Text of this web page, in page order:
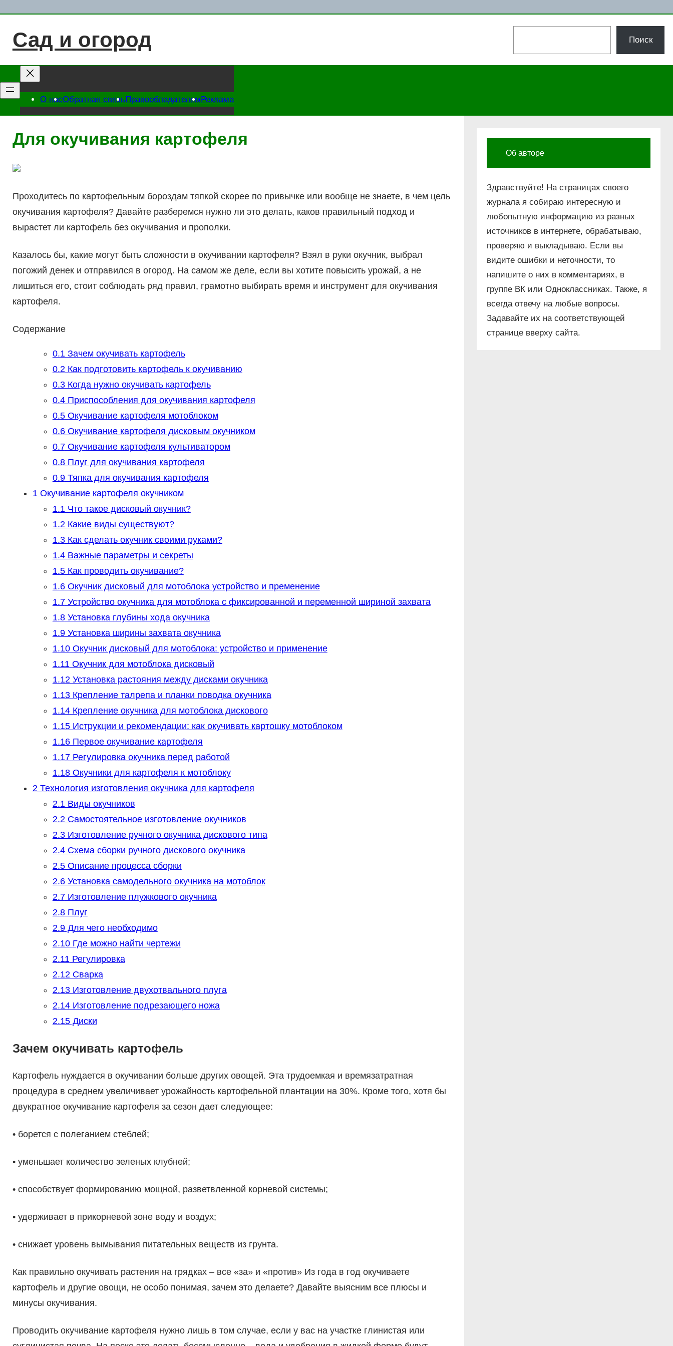
содержимому
Сад и огород Поиск
О насОбратная связьПравообладателям Реклама
Для окучивания картофеля
Проходитесь по картофельным бороздам тяпкой скорее по привычке или вообще не знаете, в чем цель
окучивания картофеля? Давайте разберемся нужно ли это делать, каков правильный подход и
вырастет ли картофель без окучивания и прополки.
Казалось бы, какие могут быть сложности в окучивании картофеля? Взял в руки окучник, выбрал
погожий денек и отправился в огород. На самом же деле, если вы хотите повысить урожай, а не
лишиться его, стоит соблюдать ряд правил, грамотно выбирать время и инструмент для окучивания
картофеля.
Содержание
0.1Зачем окучивать картофель
0.2Как подготовить картофель к окучиванию
0.3Когда нужно окучивать картофель
0.4Приспособления для окучивания картофеля
0.5Окучивание картофеля мотоблоком
0.6Окучивание картофеля дисковым окучником
0.7Окучивание картофеля культиватором
0.8Плуг для окучивания картофеля
0.9Тяпка для окучивания картофеля
1Окучивание картофеля окучником
1.1Что такое дисковый окучник?
1.2Какие виды существуют?
1.3Как сделать окучник своими руками?
1.4Важные параметры и секреты
1.5Как проводить окучивание?
1.6Окучник дисковый для мотоблока устройство и пременение
1.7Устройство окучника для мотоблока с фиксированной и переменной шириной захвата
1.8Установка глубины хода окучника
1.9Установка ширины захвата окучника
1.10Окучник дисковый для мотоблока: устройство и применение
1.11Окучник для мотоблока дисковый
1.12Установка растояния между дисками окучника
1.13Крепление талрепа и планки поводка окучника
1.14Крепление окучника для мотоблока дискового
1.15Иструкции и рекомендации: как окучивать картошку мотоблоком
1.16Первое окучивание картофеля
1.17Регулировка окучника перед работой
1.18Окучники для картофеля к мотоблоку
2Технология изготовления окучника для картофеля
2.1Виды окучников
2.2Самостоятельное изготовление окучников
2.3Изготовление ручного окучника дискового типа
2.4Схема сборки ручного дискового окучника
2.5Описание процесса сборки
2.6Установка самодельного окучника на мотоблок
2.7Изготовление плужкового окучника
2.8Плуг
2.9Для чего необходимо
2.10Где можно найти чертежи
2.11Регулировка
2.12Сварка
2.13Изготовление двухотвального плуга
2.14Изготовление подрезающего ножа
2.15Диски
Зачем окучивать картофель
Картофель нуждается в окучивании больше других овощей. Эта трудоемкая и времязатратная
процедура в среднем увеличивает урожайность картофельной плантации на 30%. Кроме того, хотя бы
двукратное окучивание картофеля за сезон дает следующее:
• борется с полеганием стеблей;
• уменьшает количество зеленых клубней;
• способствует формированию мощной, разветвленной корневой системы;
• удерживает в прикорневой зоне воду и воздух;
• снижает уровень вымывания питательных веществ из грунта.
Как правильно окучивать растения на грядках – все «за» и «против» Из года в год окучиваете
картофель и другие овощи, не особо понимая, зачем это делаете? Давайте выясним все плюсы и
минусы окучивания.
Проводить окучивание картофеля нужно лишь в том случае, если у вас на участке глинистая или
Об авторе
Здравствуйте! На страницах своего
журнала я собираю интересную и
любопытную информацию из разных
источников в интернете, обрабатываю,
проверяю и выкладываю. Если вы
видите ошибки и неточности, то
напишите о них в комментариях, в
группе ВК или Одноклассниках. Также, я
всегда отвечу на любые вопросы.
Задавайте их на соответствующей
странице вверху сайта.